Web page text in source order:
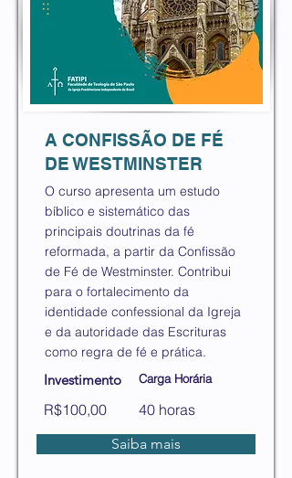
A CONFISSÃO DE FÉ
DE WESTMINSTER
O curso apresenta um estudo
bíblico e sistemático das
principais doutrinas da fé
reformada, a partir da Confissão
de Fé de Westminster. Contribui
para o fortalecimento da
identidade confessional da Igreja
e da autoridade das Escrituras
como regra de fé e prática.
Investimento
R$100,00
Carga Horária
40 horas
Saiba mais